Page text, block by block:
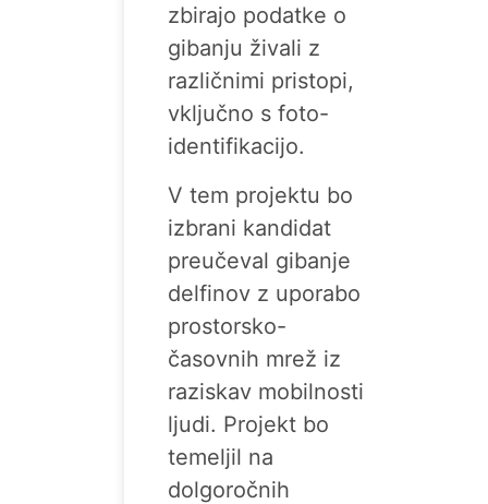
zbirajo podatke o
gibanju živali z
različnimi pristopi,
vključno s foto-
identifikacijo.
V tem projektu bo
izbrani kandidat
preučeval gibanje
delfinov z uporabo
prostorsko-
časovnih mrež iz
raziskav mobilnosti
ljudi. Projekt bo
temeljil na
dolgoročnih